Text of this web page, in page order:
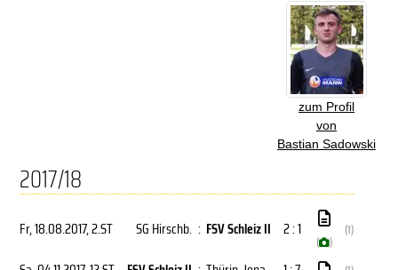
zum Profil
von
Bastian Sadowski
2017/18
Fr, 18.08.2017, 2.ST SG Hirschb. : FSV Schleiz II 2 : 1
( )
(1)